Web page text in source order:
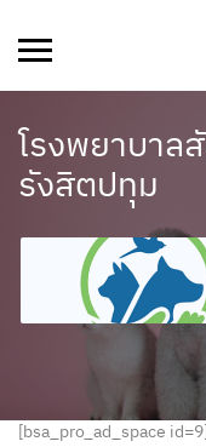
โรงพยาบาล
รังสิตปทุม
[bsa_pro_ad_space id=9]